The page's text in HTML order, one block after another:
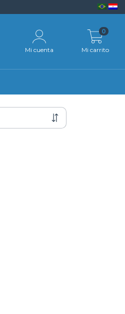
Mi cuenta Mi carrito
0